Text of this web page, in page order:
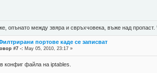
опънато между звяра и свръхчовека, въже над
портове каде се записват
#7 -: May 05, 2010, 23:17 »
конфиг файла на iptables.